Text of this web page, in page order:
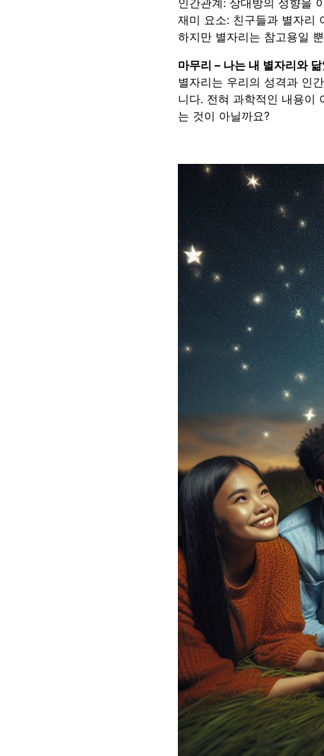
인간관계: 상대방의 성향을
재미 요소: 친구들과 별자리
하지만 별자리는 참고용일
마무리 – 나는 내 별자리와
별자리는 우리의 성격과 인
니다. 전혀 과학적인 내용이
는 것이 아닐까요?